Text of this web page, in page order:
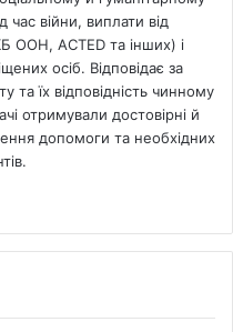
час війни, виплати від
ООН, ACTED та інших) і
осіб. Відповідає за
та їх відповідність чинному
отримували достовірні й
допомоги та необхідних